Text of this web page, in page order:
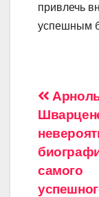
привлечь
успешным
по
самого